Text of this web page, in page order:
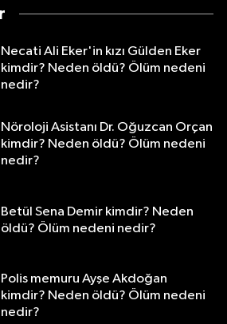
Necati Ali Eker'in kızı Gülden Eker
kimdir? Neden öldü? Ölüm nedeni
nedir?
Nöroloji Asistanı Dr. Oğuzcan Orçan
kimdir? Neden öldü? Ölüm nedeni
nedir?
Betül Sena Demir kimdir? Neden
öldü? Ölüm nedeni nedir?
Polis memuru Ayşe Akdoğan
kimdir? Neden öldü? Ölüm nedeni
nedir?